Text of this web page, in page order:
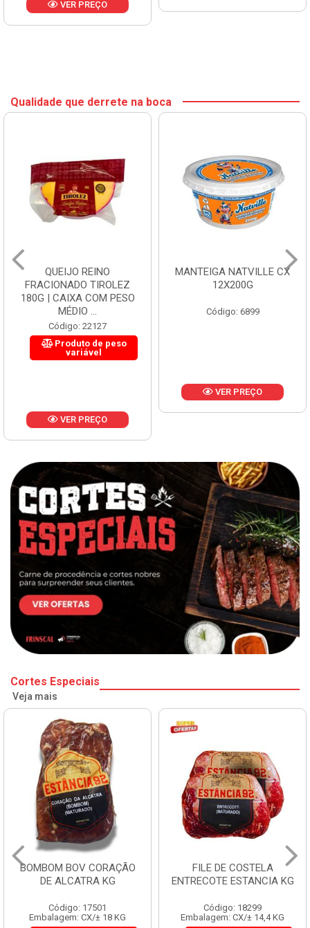
VER PREÇO
Qualidade que derrete na boca
QUEIJO REINO
FRACIONADO TIROLEZ
180G | CAIXA COM PESO
MÉDIO ...
Código: 22127
Produto de peso
variável
VER PREÇO
MANTEIGA NATVILLE CX
12X200G
Código: 6899
VER PREÇO
Cortes Especiais
Veja mais
BOMBOM BOV CORAÇÃO
DE ALCATRA KG
Código: 17501
Embalagem: CX/± 18 KG
FILE DE COSTELA
ENTRECOTE ESTANCIA KG
Código: 18299
Embalagem: CX/± 14,4 KG